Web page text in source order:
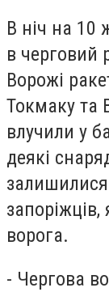
В ніч на 10
в черговий
Ворожі
Токмаку та
влучили у
деякі
ворога.
- Чергова